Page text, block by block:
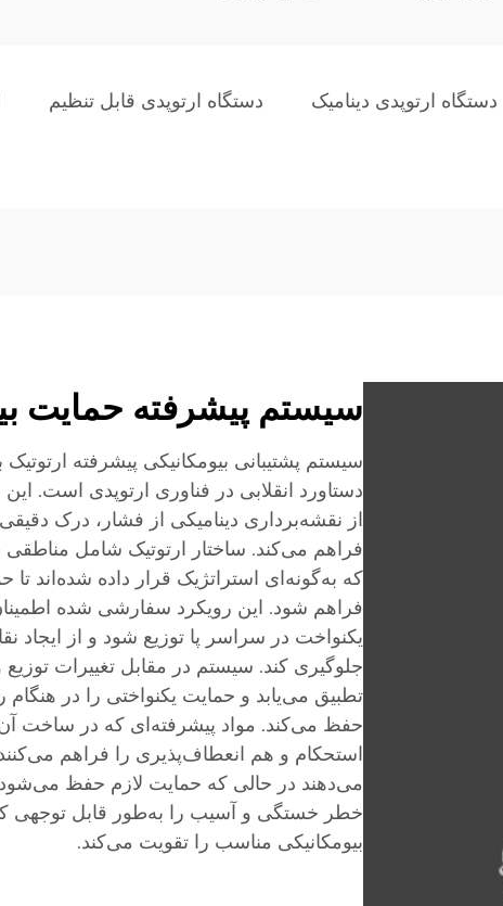
دستگاه ارتوپدی دینامیک دستگاه ارتوپدی قابل تنظیم
سیستم پیشرفته حمایت
سیستم پشتیبانی بیومکانیکی پیشرفته
دستاورد انقلابی در فناوری ارتوپدی است.
از نقشه‌برداری دینامیکی از فشار، درک
فراهم می‌کند. ساختار ارتوتیک شامل
که به‌گونه‌ای استراتژیک قرار داده شده‌اند
فراهم شود. این رویکرد سفارشی شده
یکنواخت در سراسر پا توزیع شود و از ایجاد
جلوگیری کند. سیستم در مقابل تغییرات
تطبیق می‌یابد و حمایت یکنواختی را در هنگام
حفظ می‌کند. مواد پیشرفته‌ای که در ساخت
استحکام و هم انعطاف‌پذیری را فراهم
می‌دهند در حالی که حمایت لازم حفظ
خطر خستگی و آسیب را به‌طور قابل توجهی
بیومکانیکی مناسب را تقویت می‌کند.